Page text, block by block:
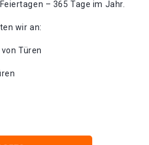
– 365 Tage im Jahr.
wir an:
Türen